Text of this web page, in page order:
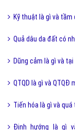
Kỹ thuật là gì và
Quả dâu da đất có
Dũng cảm là gì và
QTQD là gì và QTQĐ
Tiến hóa là gì và
Định hướng là gì